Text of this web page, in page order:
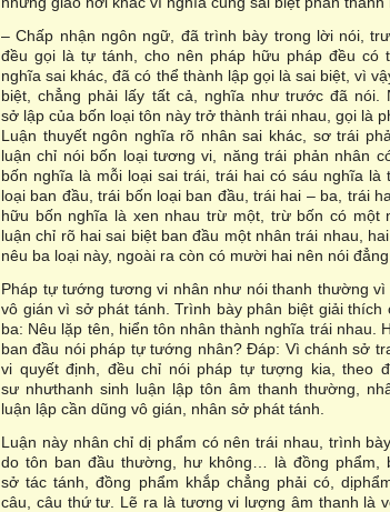
– Chấp nhận ngôn ngữ, đã trình bày trong lời nói,
đều gọi là tự tánh, cho nên pháp hữu pháp đều có
nghĩa sai khác, đã có thể thành lập gọi là sai biệt, vì
biệt, chẳng phải lấy tất cả, nghĩa như trước đã nói.
sở lập của bốn loại tôn này trở thành trái nhau, gọi là
Luận thuyết ngôn nghĩa rõ nhân sai khác, sơ trái
luận chỉ nói bốn loại tương vi, năng trái phản nhân
bốn nghĩa là mỗi loại sai trái, trái hai có sáu nghĩa là
loại ban đầu, trái bốn loại ban đầu, trái hai – ba, trái
hữu bốn nghĩa là xen nhau trừ một, trừ bốn có một
luận chỉ rõ hai sai biệt ban đầu một nhân trái nhau,
nêu ba loại này, ngoài ra còn có mười hai nên nói đẳng
Pháp tự tướng tương vi nhân như nói thanh thường
vô gián vì sở phát tánh. Trình bày phân biệt giải thích
ba: Nêu lặp tên, hiển tôn nhân thành nghĩa trái nhau.
ban đầu nói pháp tự tướng nhân? Đáp: Vì chánh sở
vi quyết định, đều chỉ nói pháp tự tượng kia, theo
sư nhưthanh sinh luận lập tôn âm thanh thường,
luận lập cần dũng vô gián, nhân sở phát tánh.
Luận này nhân chỉ dị phẩm có nên trái nhau, trình
do tôn ban đầu thường, hư không… là đồng phẩm,
sở tác tánh, đồng phẩm khắp chẳng phải có,
câu, câu thứ tư. Lẽ ra là tương vi lượng âm thanh là